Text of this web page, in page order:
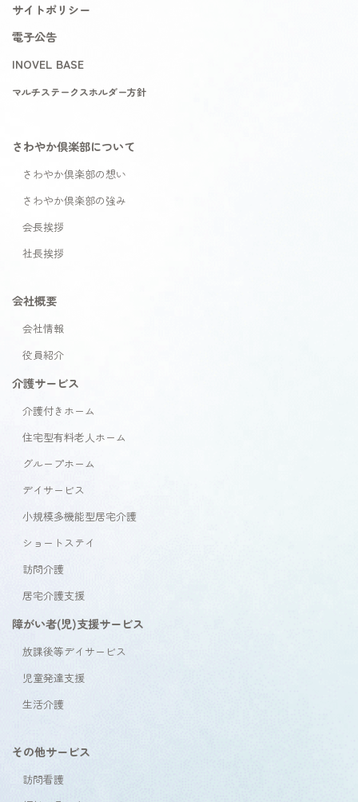
サイトポリシー
電子公告
INOVEL BASE
マルチステークスホルダー方針
さわやか倶楽部について
さわやか倶楽部の想い
さわやか倶楽部の強み
会長挨拶
社長挨拶
会社概要
会社情報
役員紹介
介護サービス
介護付きホーム
住宅型有料老人ホーム
グループホーム
デイサービス
小規模多機能型居宅介護
ショートステイ
訪問介護
居宅介護支援
障がい者(児)支援サービス
放課後等デイサービス
児童発達支援
生活介護
その他サービス
訪問看護